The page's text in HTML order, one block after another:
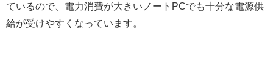
ているので、電力消費が大きいノートPCでも十分な電源供
給が受けやすくなっています。